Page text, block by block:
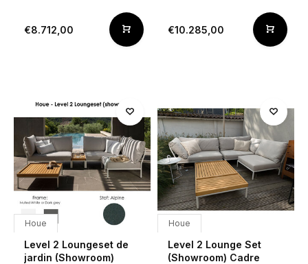
€8.712,00 €10.285,00
Houe
Level 2 Loungeset de
jardin (Showroom)
Houe
Level 2 Lounge Set
(Showroom) Cadre